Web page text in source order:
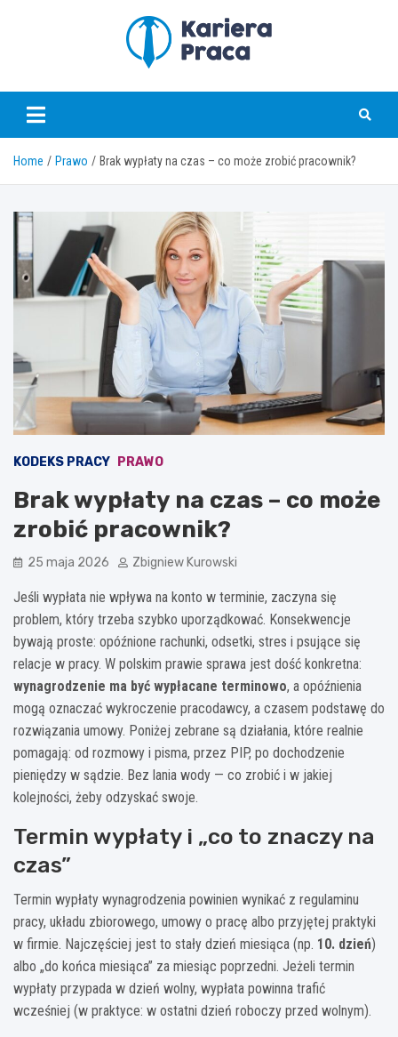
karierapraca.pl
Home Prawo Brak wypłaty na czas – co może zrobić pracownik?
KODEKS PRACY PRAWO
Brak wypłaty na czas – co może
zrobić pracownik?
25 maja 2026 Zbigniew Kurowski
Jeśli wypłata nie wpływa na konto w terminie, zaczyna się
problem, który trzeba szybko uporządkować. Konsekwencje
bywają proste: opóźnione rachunki, odsetki, stres i psujące się
relacje w pracy. W polskim prawie sprawa jest dość konkretna:
wynagrodzenie ma być wypłacane terminowo, a opóźnienia
mogą oznaczać wykroczenie pracodawcy, a czasem podstawę do
rozwiązania umowy. Poniżej zebrane są działania, które realnie
pomagają: od rozmowy i pisma, przez PIP, po dochodzenie
pieniędzy w sądzie. Bez lania wody — co zrobić i w jakiej
kolejności, żeby odzyskać swoje.
Termin wypłaty i „co to znaczy na
czas”
Termin wypłaty wynagrodzenia powinien wynikać z regulaminu
pracy, układu zbiorowego, umowy o pracę albo przyjętej praktyki
w firmie. Najczęściej jest to stały dzień miesiąca (np. 10. dzień)
albo „do końca miesiąca” za miesiąc poprzedni. Jeżeli termin
wypłaty przypada w dzień wolny, wypłata powinna trafić
wcześniej (w praktyce: w ostatni dzień roboczy przed wolnym).